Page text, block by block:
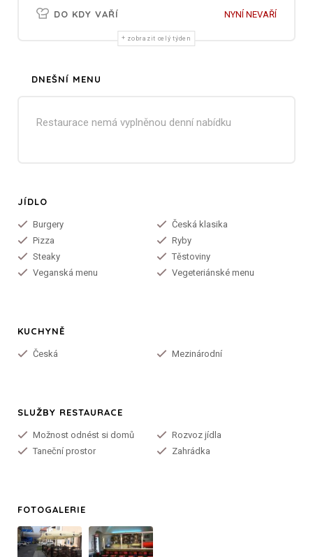
DO KDY VAŘÍ NYNÍ NEVAŘÍ
zobrazit celý týden
DNEŠNÍ MENU
Restaurace nemá vyplněnou denní nabídku
JÍDLO
Burgery
Česká klasika
Pizza
Ryby
Steaky
Těstoviny
Veganská menu
Vegeteriánské menu
KUCHYNĚ
Česká Mezinárodní
SLUŽBY RESTAURACE
Možnost odnést si domů
Rozvoz jídla
Taneční prostor
Zahrádka
FOTOGALERIE